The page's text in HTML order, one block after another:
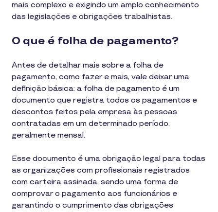
mais complexo e exigindo um amplo conhecimento
das legislações e obrigações trabalhistas.
O que é folha de pagamento?
Antes de detalhar mais sobre a folha de
pagamento, como fazer e mais, vale deixar uma
definição básica: a folha de pagamento é um
documento que registra todos os pagamentos e
descontos feitos pela empresa às pessoas
contratadas em um determinado período,
geralmente mensal.
Esse documento é uma obrigação legal para todas
as organizações com profissionais registrados
com carteira assinada, sendo uma forma de
comprovar o pagamento aos funcionários e
garantindo o cumprimento das obrigações